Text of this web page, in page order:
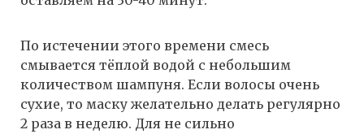
По истечении этого времени смесь
смывается тёплой водой с небольшим
количеством шампуня. Если волосы очень
сухие, то маску желательно делать регулярно
2 раза в неделю. Для не сильно